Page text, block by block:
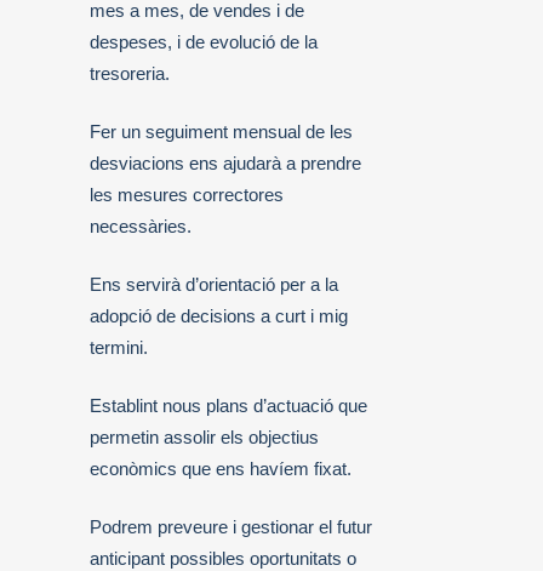
mes a mes, de vendes i de
despeses, i de evolució de la
tresoreria.
Fer un seguiment mensual de les
desviacions ens ajudarà a prendre
les mesures correctores
necessàries.
Ens servirà d’orientació per a la
adopció de decisions a curt i mig
termini.
Establint nous plans d’actuació que
permetin assolir els objectius
econòmics que ens havíem fixat.
Podrem preveure i gestionar el futur
anticipant possibles oportunitats o